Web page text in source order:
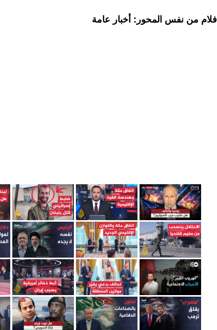
افلام من نفس المحور: أخبار عامة